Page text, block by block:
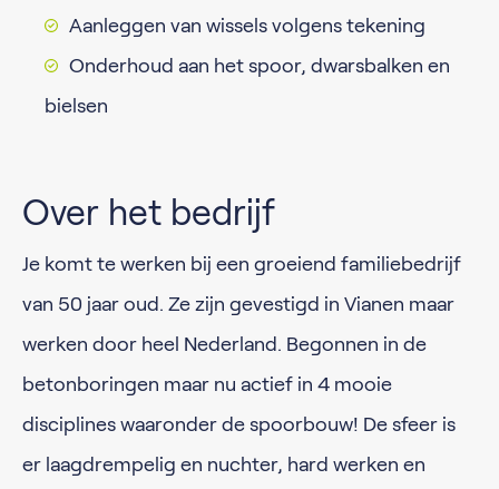
Aanleggen van wissels volgens tekening
Onderhoud aan het spoor, dwarsbalken en
bielsen
Over het bedrijf
Je komt te werken bij een groeiend familiebedrijf
van 50 jaar oud. Ze zijn gevestigd in Vianen maar
werken door heel Nederland. Begonnen in de
betonboringen maar nu actief in 4 mooie
disciplines waaronder de spoorbouw! De sfeer is
er laagdrempelig en nuchter, hard werken en